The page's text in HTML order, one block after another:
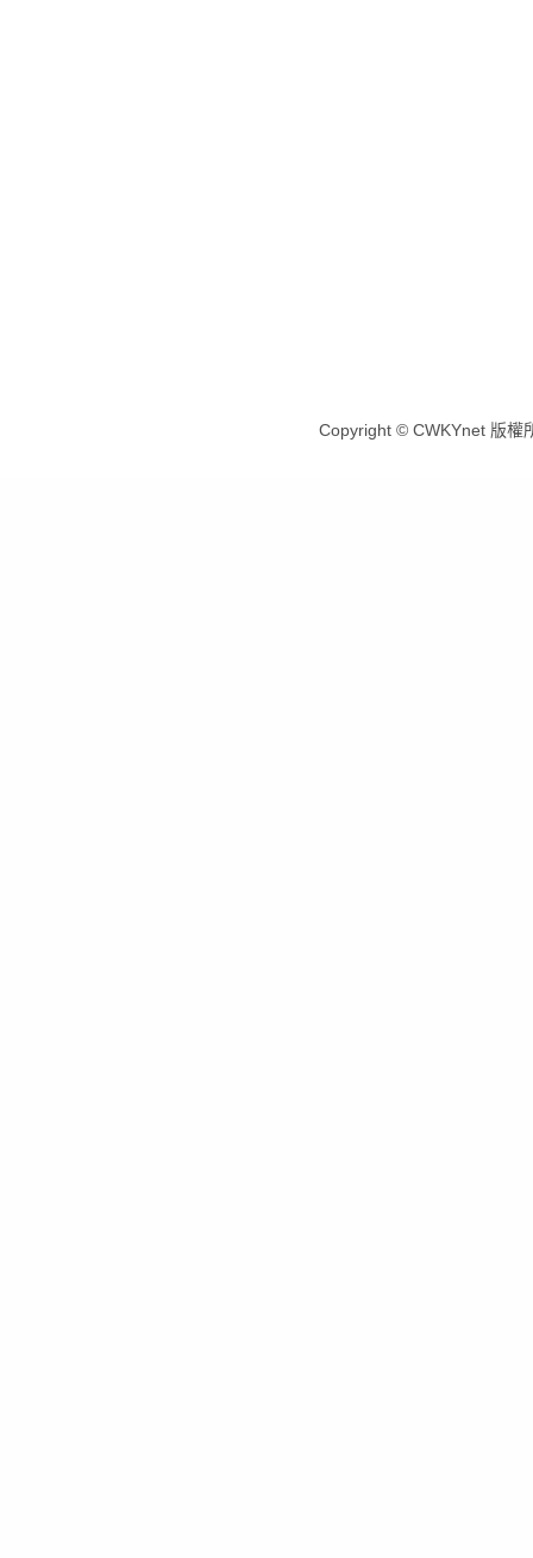
Copyright © CWKYnet 版權